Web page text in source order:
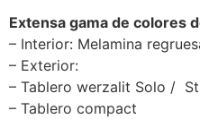
Extensa gama de colores
– Interior: Melamina
– Exterior:
– Tablero werzalit Solo /
– Tablero compact